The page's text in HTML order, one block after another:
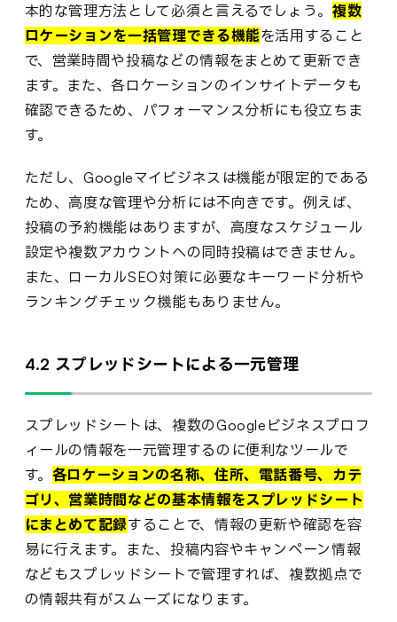
本的な管理方法として必須と言えるでしょう。 複数
ロケーションを一括管理できる機能を活用すること
で、営業時間や投稿などの情報をまとめて更新でき
ます。また、各ロケーションのインサイトデータも
確認できるため、パフォーマンス分析にも役立ちま
す。
ただし、Googleマイビジネスは機能が限定的である
ため、高度な管理や分析には不向きです。例えば、
投稿の予約機能はありますが、高度なスケジュール
設定や複数アカウントへの同時投稿はできません。
また、ローカルSEO対策に必要なキーワード分析や
ランキングチェック機能もありません。
4.2 スプレッドシートによる一元管理
スプレッドシートは、複数のGoogleビジネスプロフ
ィールの情報を一元管理するのに便利なツールで
す。 各ロケーションの名称、住所、電話番号、カテ
ゴリ、営業時間などの基本情報をスプレッドシート
にまとめて記録することで、情報の更新や確認を容
易に行えます。また、投稿内容やキャンペーン情報
などもスプレッドシートで管理すれば、複数拠点で
の情報共有がスムーズになります。